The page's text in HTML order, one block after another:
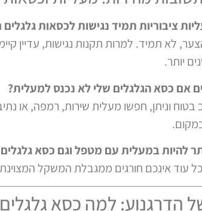
ציבוריות תמיד נגישות לכסאות
לא תמיד. למרות תקנות נגישות, עדיין
יותר.
אם כסא הגלגלים שלי לא נכנס למעלית?
וניתן, חפשו מעלית שירות, רמפה, או
להיות במעלית עם מטפל וגם כסא
עוד אינכם חורגים ממגבלת המשקל